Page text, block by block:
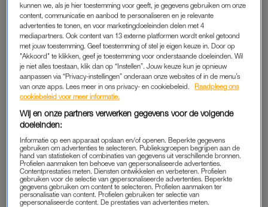
Dat besluit kreeg extra lading toen bleek dat de Amerikaanse
president Donald Trump aan FIFA-voorzitterGianni Infantino
had gevraagd de schorsing terug te draaien. De FIFA hield vol
dat het om een onafhankelijk besluit ging.
Van het belletje van Trump tot
affaire op het WK
LEES OOK
BELGIË STERKER
Op het veld liet België zich niet van de wijs brengen. Charles
kunnen we, als je hier toestemming voor geeft, je gegevens gebruiken om onze
content, communicatie en aanbod te personaliseren en je relevante
advertenties te tonen, en voor marketingdoeleinden delen met 4
mediapartners. Ook content van 13 externe platformen wordt enkel getoond
met jouw toestemming. Geef toestemming of stel je eigen keuze in. Door op
"Akkoord" te klikken, geef je toestemming voor onderstaande doeleinden. Wil
je niet alles toestaan, klik dan op “Instellen”. Jouw keuze kun je opnieuw
aanpassen via “Privacy-instellingen” onderaan onze websites of in de menu’s
van onze apps. Lees meer in ons privacy- en cookiebeleid.
Raadpleeg ons
cookiebeleid voor meer informatie.
Wij en onze partners verwerken gegevens voor de volgende
doeleinden:
Informatie op een apparaat opslaan en/of openen. Beperkte gegevens
gebruiken om advertenties te selecteren. Publieksgroepen begrijpen aan de
hand van statistieken of combinaties van gegevens uit verschillende bronnen.
Profielen aanmaken ten behoeve van gepersonaliseerde advertenties.
Contentprestaties meten. Diensten ontwikkelen en verbeteren. Profielen
gebruiken voor de selectie van gepersonaliseerde advertenties. Beperkte
gegevens gebruiken om content te selecteren. Profielen aanmaken ter
personalisatie van content. Profielen gebruiken ter selectie van
gepersonaliseerde content. De prestaties van advertenties meten.